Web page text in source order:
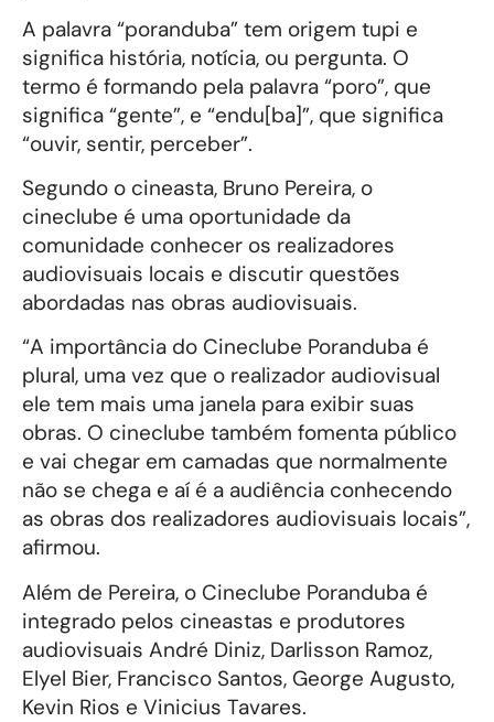
A palavra “poranduba” tem origem tupi e
significa história, notícia, ou pergunta. O
termo é formando pela palavra “poro”, que
significa “gente”, e “endu[ba]”, que significa
“ouvir, sentir, perceber”.
Segundo o cineasta, Bruno Pereira, o
cineclube é uma oportunidade da
comunidade conhecer os realizadores
audiovisuais locais e discutir questões
abordadas nas obras audiovisuais.
“A importância do Cineclube Poranduba é
plural, uma vez que o realizador audiovisual
ele tem mais uma janela para exibir suas
obras. O cineclube também fomenta público
e vai chegar em camadas que normalmente
não se chega e aí é a audiência conhecendo
as obras dos realizadores audiovisuais locais”,
afirmou.
Além de Pereira, o Cineclube Poranduba é
integrado pelos cineastas e produtores
audiovisuais André Diniz, Darlisson Ramoz,
Elyel Bier, Francisco Santos, George Augusto,
Kevin Rios e Vinicius Tavares.